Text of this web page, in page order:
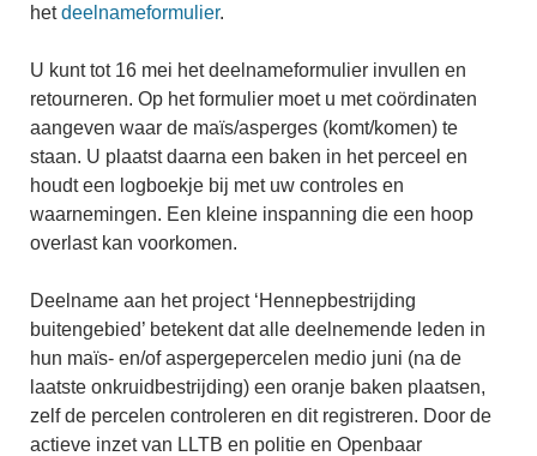
hetdeelnameformulier.
U kunt tot 16 mei het deelnameformulier invullen en
retourneren. Op het formulier moet u met coördinaten
aangeven waar de maïs/asperges (komt/komen) te
staan. U plaatst daarna een baken in het perceel en
houdt een logboekje bij met uw controles en
waarnemingen. Een kleine inspanning die een hoop
overlast kan voorkomen.
Deelname aan het project ‘Hennepbestrijding
buitengebied’ betekent dat alle deelnemende leden in
hun maïs- en/of aspergepercelen medio juni (na de
laatste onkruidbestrijding) een oranje baken plaatsen,
zelf de percelen controleren en dit registreren. Door de
actieve inzet van LLTB en politie en Openbaar